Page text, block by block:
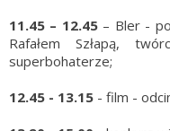
11.45 – 12.45– Bler -
Rafałem Szłapą,
superbohaterze;
12.45 - 13.15 - film -